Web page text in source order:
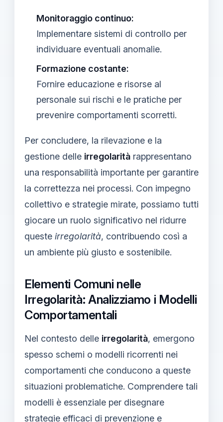
Monitoraggio continuo:
Implementare sistemi di controllo per
individuare eventuali anomalie.
Formazione costante:
Fornire educazione e risorse al
personale sui rischi e le pratiche per
prevenire comportamenti scorretti.
Per concludere, la rilevazione e la
gestione delle irregolarità rappresentano
una responsabilità importante per garantire
la correttezza nei processi. Con impegno
collettivo e strategie mirate, possiamo tutti
giocare un ruolo significativo nel ridurre
queste irregolarità, contribuendo così a
un ambiente più giusto e sostenibile.
Elementi Comuni nelle
Irregolarità: Analizziamo i Modelli
Comportamentali
Nel contesto delle irregolarità, emergono
spesso schemi o modelli ricorrenti nei
comportamenti che conducono a queste
situazioni problematiche. Comprendere tali
modelli è essenziale per disegnare
strategie efficaci di prevenzione e